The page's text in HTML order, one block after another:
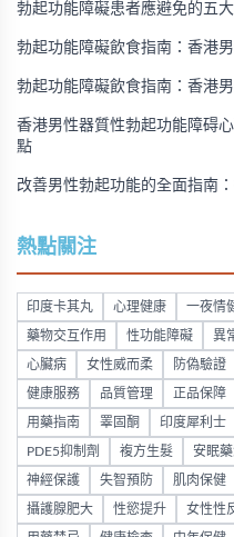
勃起功能障礙患者應避免的五
勃起功能障礙飲食指南：香港
勃起功能障礙飲食指南：香港
香港男性器質性勃起功能障碍
點
改善男性勃起功能的全面指南
熱點關注
印度卡其丸 心理健康 一夜情
藥物交互作用 性功能障礙 異
心臟病 女性威而柔 防偽驗證
健康服務 品質管理 正品保障
用藥指南 睪固酮 印度犀利士
PDE5抑制劑 複方生髮 安眠
神經保護 失智預防 肌肉保健
攝護腺肥大 性慾提升 女性性